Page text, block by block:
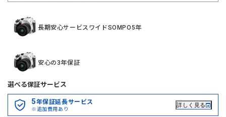
長期安心サービスワイドSOMPO5年
安心の3年保証
選べる保証サービス
5年保証延長サービス
※追加費用あり
詳しく見る